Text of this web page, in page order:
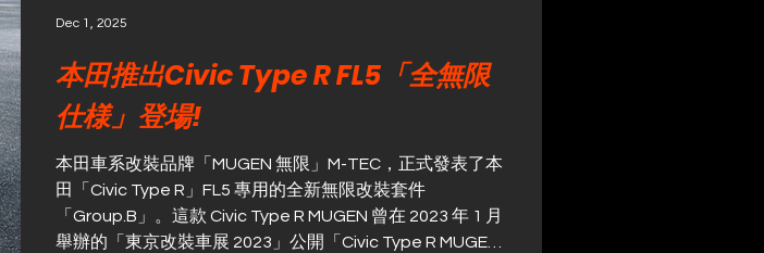
本田推出Civic Type R FL5「全無限
仕様」登場!
本田車系改裝品牌「MUGEN 無限」M-TEC，正式發表了本
田「Civic Type R」FL5 專用的全新無限改裝套件
「Group.B」。這款 Civic Type R MUGEN 曾在 2023 年 1 月
舉辦的「東京改裝車展 2023」公開「Civic Type R MUGEN
Dec 1, 2025